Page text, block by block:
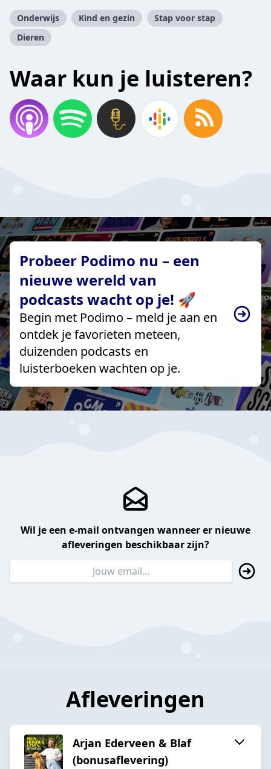
Onderwijs Kind en gezin
Stap voor stap
Dieren
Waar kun je luisteren?
Probeer Podimo nu – een
nieuwe wereld van
podcasts wacht op je! 🚀
Begin met Podimo – meld je aan en
ontdek je favorieten meteen,
duizenden podcasts en
luisterboeken wachten op je.
Wil je een e-mail ontvangen wanneer er nieuwe
afleveringen beschikbaar zijn?
Afleveringen
Arjan Ederveen & Blaf
(bonusaflevering)